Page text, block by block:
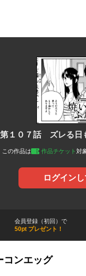
第１０７話 ズレる日
この作品は 作品チケット 対
ログイン
会員登録（初回）で
50pt プレゼント！
ンエッグ